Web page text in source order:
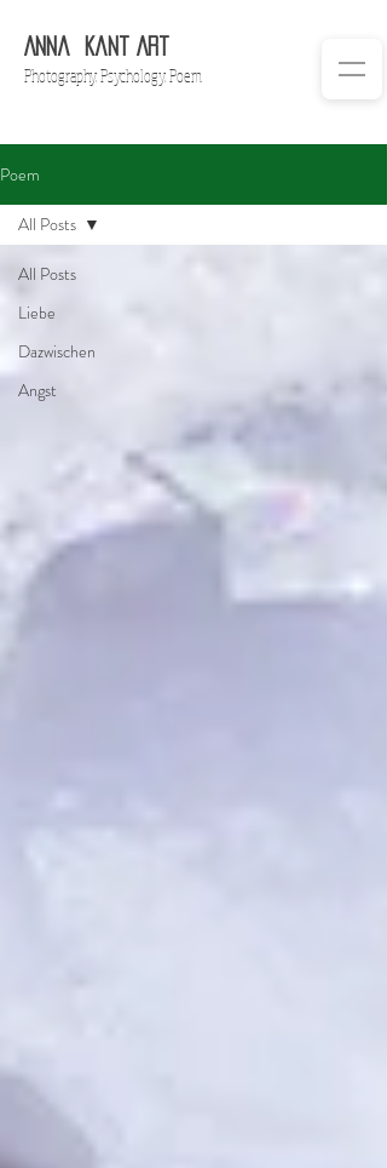
Anna Kant Art
Photography. Psychology. Poem
Poem
All Posts
Liebe
Dazwischen
Angst
All Posts